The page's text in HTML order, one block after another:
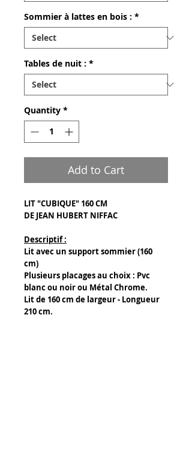
Sommier à lattes en bois : *
Tables de nuit : *
Quantity *
Add to Cart
LIT "CUBIQUE" 160 CM
DE JEAN HUBERT NIFFAC
Descriptif :
Lit avec un support sommier (160
cm)
Plusieurs placages au choix : Pvc
blanc ou noir ou Métal Chrome.
Lit de 160 cm de largeur - Longueur
210 cm.